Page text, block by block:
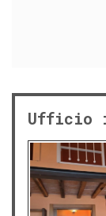
Ufficio